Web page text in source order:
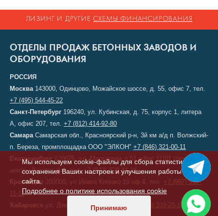
ЛИЗИНГ И ДРУГИЕ СХЕМЫ ФИНАНСИРОВАНИЯ
ОТДЕЛЫ ПРОДАЖ БЕТОННЫХ ЗАВОДОВ И
ОБОРУДОВАНИЯ
РОССИЯ
Москва143000, Одинцово, Можайское шоссе, д. 55, офис 7, тел.
+7 (495) 544-45-22
Санкт-Петербург 196240, ул. Кубинская, д. 75, корпус 1, литера
А, офис 207, тел. +7 (812) 414-92-80
СамараСамарская обл., Красноярский р-н, 3й км а/д п. Волжский-
п. Береза, промплощадка ООО "ЭЛКОН" +7 (846) 321-00-11
Екатеринбург 620075, ул. Малышева д.51 офис 11/01 (бизнес-
центр «Высоцкий»), тел. +7 (343) 378-41-18
Краснодар 350000, ул.Ивана Кияшко 10 оф 4, тел. +7 (987) 950-
11-11
Хабаровск ул. Дзержинского, д. 6, тел. +7 (914) 339-20-10
Мы используем cookie-файлы для сбора статистики,
сохранения Ваших настроек и улучшения работы
сайта.
Подробнее о политике использования cookie
Принимаю